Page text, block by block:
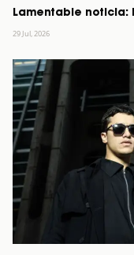
Lamentable noticia:
29 Jul, 2026